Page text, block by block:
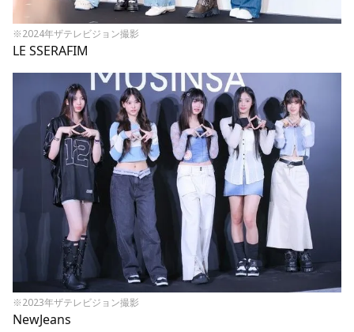
※2024年ザテレビジョン撮影
LE SSERAFIM
※2023年ザテレビジョン撮影
NewJeans